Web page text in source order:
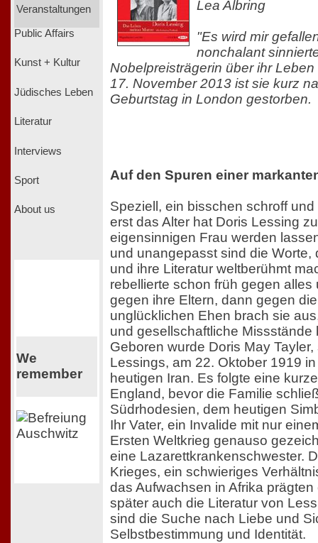
Veranstaltungen
Public Affairs
Kunst + Kultur
Jüdisches Leben
Literatur
Interviews
Sport
About us
We
remember
Lea Albring
"Es wird mir
nonchalant
Nobelpreisträgerin über ihr
17. November 2013 ist sie kurz
Geburtstag in London gestorben.
Auf den Spuren einer
Speziell, ein bisschen schroff
erst das Alter hat Doris Lessing
eigensinnigen Frau werden
und unangepasst sind die Worte,
und ihre Literatur weltberühmt
rebellierte schon früh gegen alles
gegen ihre Eltern, dann gegen
unglücklichen Ehen brach sie
und gesellschaftliche Missstände
Geboren wurde Doris May
Lessings, am 22. Oktober 1919
heutigen Iran. Es folgte eine
England, bevor die Familie
Südrhodesien, dem heutigen
Ihr Vater, ein Invalide mit nur
Ersten Weltkrieg genauso
eine Lazarettkrankenschwester.
Krieges, ein schwieriges
das Aufwachsen in Afrika
später auch die Literatur von
sind die Suche nach Liebe und
Selbstbestimmung und Identität.